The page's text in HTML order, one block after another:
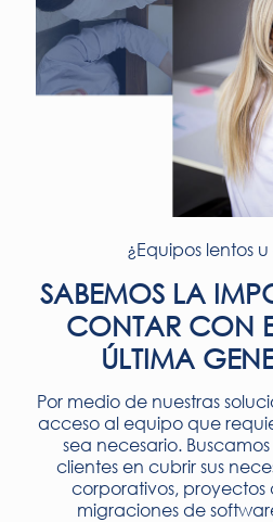
¿Equipos lentos
SABEMOS LA
CONTAR CON
ÚLTIMA
Por medio de nuestras
acceso al equipo que
sea necesario.
clientes en cubrir sus
corporativos,
migraciones de